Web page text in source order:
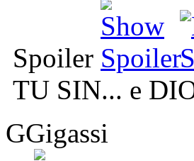
Spoiler
TU SIN... e
GGigassi